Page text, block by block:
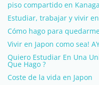
piso compartido en
Estudiar, trabajar y vivir
Cómo hago para
Vivir en Japon como sea!
Quiero Estudiar En Una
Que Hago ?
Coste de la vida en Japon